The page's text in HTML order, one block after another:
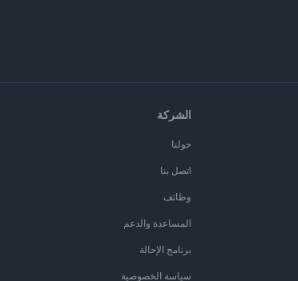
الشركة
حولنا
اتصل بنا
وظائف
المساعدة والدعم
برنامج الإحالة
سياسة الخصوصية